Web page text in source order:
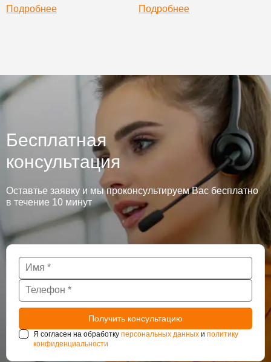
Подробнее
Подробнее
Бесплатная
консультация
Оставтье заявку и мы проконсультируем Вас бесплатно
в течение 10 минут
Я согласен на обработку персональных данных и политику
конфиденциальности